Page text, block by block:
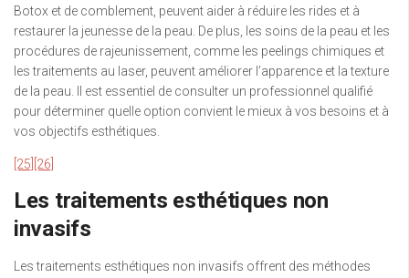
Botox et de comblement, peuvent aider à réduire les rides et à
restaurer la jeunesse de la peau. De plus, les soins de la peau et les
procédures de rajeunissement, comme les peelings chimiques et
les traitements au laser, peuvent améliorer l’apparence et la texture
de la peau. Il est essentiel de consulter un professionnel qualifié
pour déterminer quelle option convient le mieux à vos besoins et à
vos objectifs esthétiques.
[25] [26]
Les traitements esthétiques non
invasifs
Les traitements esthétiques non invasifs offrent des méthodes